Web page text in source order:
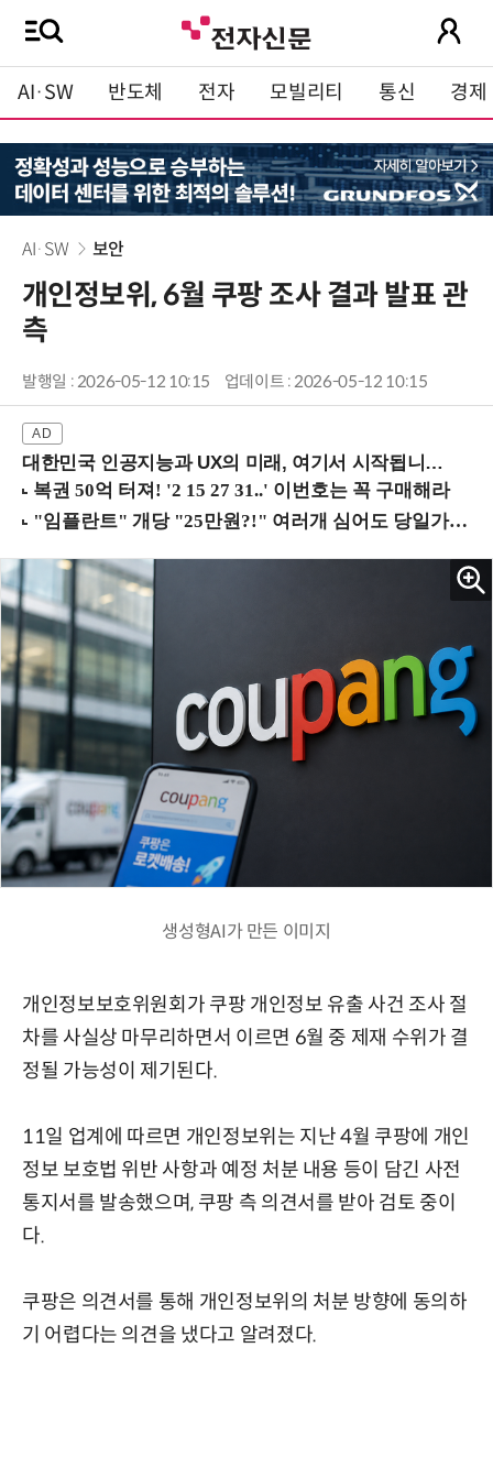
AI·SW 반도체 전자 모빌리티 통신 경제
AI·SW 보안
개인정보위, 6월 쿠팡 조사 결과 발표 관
측
발행일 : 2026-05-12 10:15 업데이트 : 2026-05-12 10:15
대한민국 인공지능과 UX의 미래, 여기서 시작됩니다! (9/2 강남역)
생성형AI가 만든 이미지
개인정보보호위원회가 쿠팡 개인정보 유출 사건 조사 절
차를 사실상 마무리하면서 이르면 6월 중 제재 수위가 결
정될 가능성이 제기된다.
11일 업계에 따르면 개인정보위는 지난 4월 쿠팡에 개인
정보 보호법 위반 사항과 예정 처분 내용 등이 담긴 사전
통지서를 발송했으며, 쿠팡 측 의견서를 받아 검토 중이
다.
쿠팡은 의견서를 통해 개인정보위의 처분 방향에 동의하
기 어렵다는 의견을 냈다고 알려졌다.